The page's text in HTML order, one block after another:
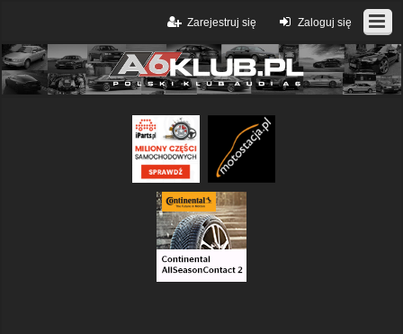
Zaloguj się
Zarejestruj się